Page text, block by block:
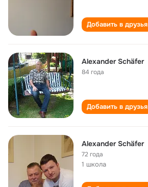
Добавить в друзья
Alexander Schäfer
84 года
Добавить в друзья
Alexander Schäfer
72 года
1 школа